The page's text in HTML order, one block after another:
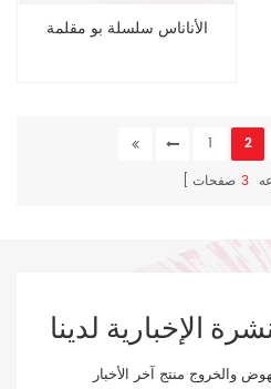
الأناناس سلسلة بو مقلمة
1 2
3 صفحات
الإخبارية لدينا